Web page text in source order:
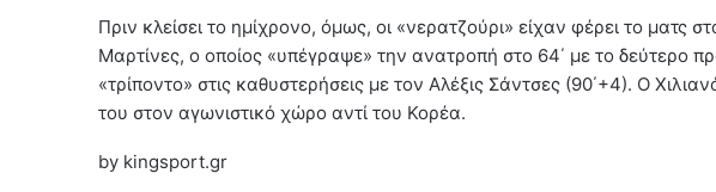
Πριν κλείσει το ημίχρονο, όμως, οι «νερατζούρι» είχαν φέρει το ματς
Μαρτίνες, ο οποίος «υπέγραψε» την ανατροπή στο 64΄ με το δεύτερο
«τρίποντο» στις καθυστερήσεις με τον Αλέξις Σάντσες (90΄+4). Ο
του στον αγωνιστικό χώρο αντί του Κορέα.
by kingsport.gr